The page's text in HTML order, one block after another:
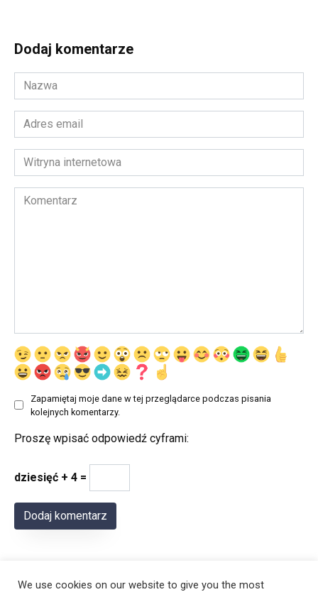
Dodaj komentarze
Nazwa
*
Adres
email
*Witryna
internetowa
Komentarz
Zapamiętaj moje dane w tej przeglądarce podczas pisania
kolejnych komentarzy.
Proszę wpisać odpowiedź cyframi:
dziesięć + 4 =
We use cookies on our website to give you the most